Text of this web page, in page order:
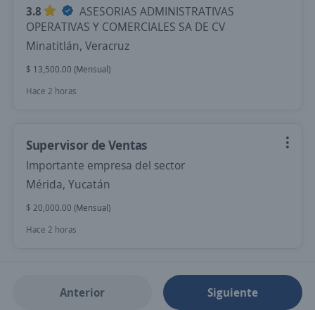
3.8
ASESORIAS ADMINISTRATIVAS
OPERATIVAS Y COMERCIALES SA DE CV
Minatitlán, Veracruz
$ 13,500.00 (Mensual)
Hace 2 horas
Supervisor de Ventas
Importante empresa del sector
Mérida, Yucatán
$ 20,000.00 (Mensual)
Hace 2 horas
Anterior Siguiente